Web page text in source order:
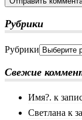
Рубрики
Рубрики
Свежие
Имя?. к
Светлана к